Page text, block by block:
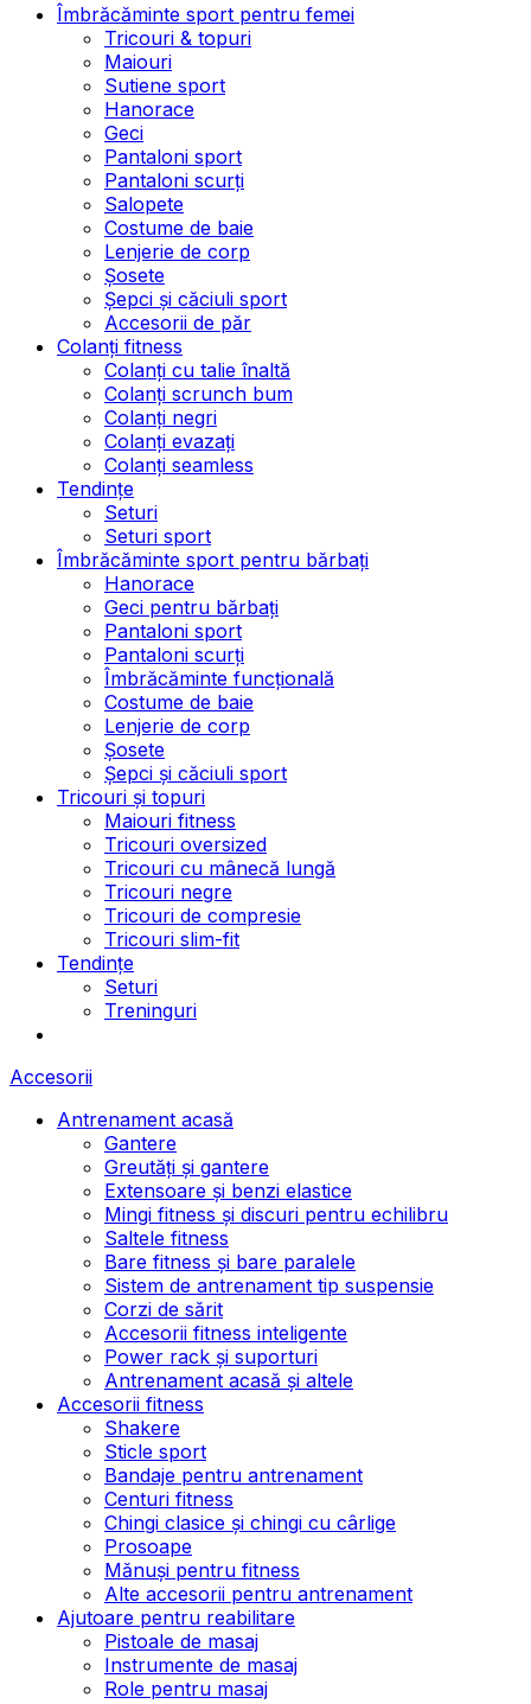
Îmbrăcăminte sport pentru femei
Tricouri & topuri
Maiouri
Sutiene sport
Hanorace
Geci
Pantaloni sport
Pantaloni scurți
Salopete
Costume de baie
Lenjerie de corp
Șosete
Șepci și căciuli sport
Accesorii de păr
Colanți fitness
Colanți cu talie înaltă
Colanți scrunch bum
Colanți negri
Colanți evazați
Colanți seamless
Tendințe
Seturi
Seturi sport
Îmbrăcăminte sport pentru bărbați
Hanorace
Geci pentru bărbați
Pantaloni sport
Pantaloni scurți
Îmbrăcăminte funcțională
Costume de baie
Lenjerie de corp
Șosete
Șepci și căciuli sport
Tricouri și topuri
Maiouri fitness
Tricouri oversized
Tricouri cu mânecă lungă
Tricouri negre
Tricouri de compresie
Tricouri slim-fit
Tendințe
Seturi
Treninguri
Accesorii
Antrenament acasă
Gantere
Greutăți și gantere
Extensoare și benzi elastice
Mingi fitness și discuri pentru echilibru
Saltele fitness
Bare fitness și bare paralele
Sistem de antrenament tip suspensie
Corzi de sărit
Accesorii fitness inteligente
Power rack și suporturi
Antrenament acasă și altele
Accesorii fitness
Shakere
Sticle sport
Bandaje pentru antrenament
Centuri fitness
Chingi clasice și chingi cu cârlige
Prosoape
Mănuși pentru fitness
Alte accesorii pentru antrenament
Ajutoare pentru reabilitare
Pistoale de masaj
Instrumente de masaj
Role pentru masaj